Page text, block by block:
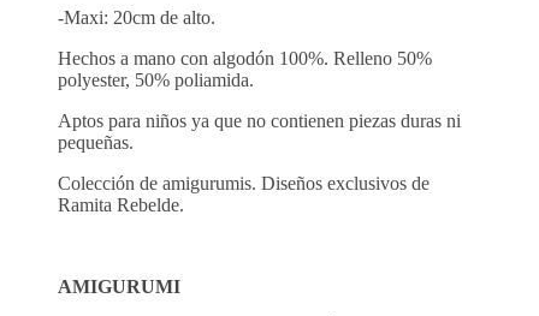
-Maxi: 20cm de alto.
Hechos a mano con algodón 100%. Relleno 50%
polyester, 50% poliamida.
Aptos para niños ya que no contienen piezas duras ni
pequeñas.
Colección de amigurumis. Diseños exclusivos de
Ramita Rebelde.
AMIGURUMI